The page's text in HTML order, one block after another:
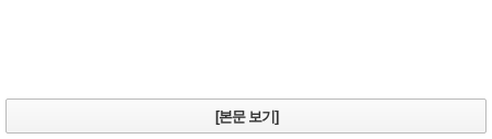
[본문 보기]